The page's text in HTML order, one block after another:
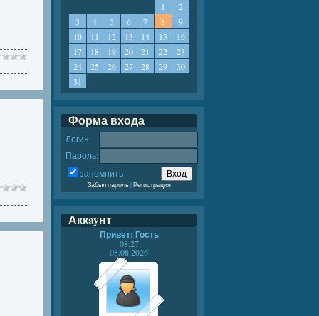
1
2
3
4 5 6 7 8
9
10
11 12 13 14 15
16
17
18 19 20 21 22
23
24
25 26 27 28 29
30
31
Форма входа
Логин:
Пароль:
запомнить
Забыл пароль|Регистрация
Аккayнт
Привет: Гость
08:27
08.08.2026